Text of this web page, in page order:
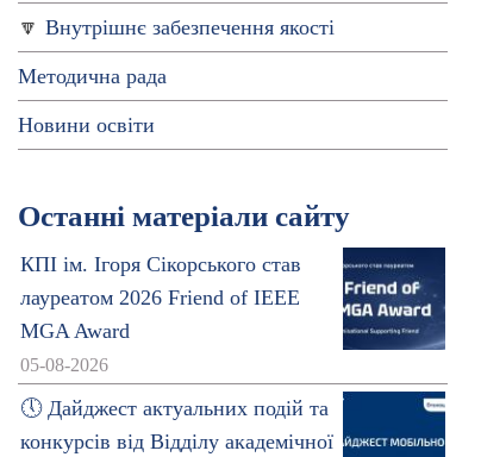
Внутрішнє забезпечення якості
Методична рада
Новини освіти
Останні матеріали сайту
КПІ ім. Ігоря Сікорського став
лауреатом 2026 Friend of IEEE
MGA Award
05-08-2026
🕔 Дайджест актуальних подій та
конкурсів від Відділу академічної